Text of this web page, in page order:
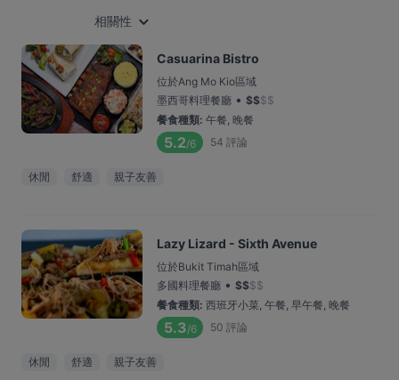
相關性
Casuarina Bistro
位於Ang Mo Kio區域
墨西哥料理餐廳 • $$$$
餐食種類: 午餐, 晚餐
5.2/6 54 評論
休閒 舒適 親子友善
Lazy Lizard - Sixth Avenue
位於Bukit Timah區域
多國料理餐廳 • $$$$
餐食種類: 西班牙小菜, 午餐, 早午餐, 晚餐
5.3/6 50 評論
休閒 舒適 親子友善